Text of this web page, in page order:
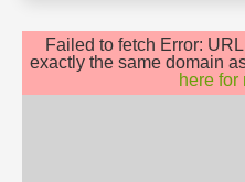
Failed to fetch Error:
exactly the same domain
here for